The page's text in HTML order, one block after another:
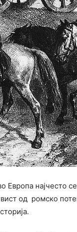
Европа најчесто
од ромско